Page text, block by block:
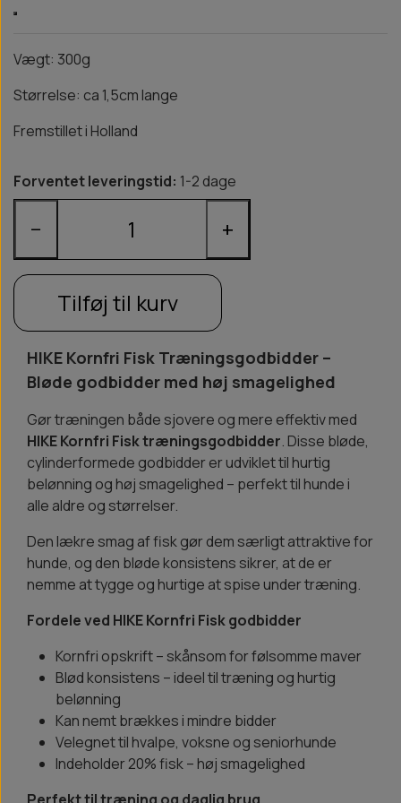
Vægt: 300g
Størrelse: ca 1,5cm lange
Fremstillet i Holland
Forventet leveringstid: 1-2 dage
− +
Tilføj til kurv
HIKE Kornfri Fisk Træningsgodbidder –
Bløde godbidder med høj smagelighed
Gør træningen både sjovere og mere effektiv med
HIKE Kornfri Fisk træningsgodbidder. Disse bløde,
cylinderformede godbidder er udviklet til hurtig
belønning og høj smagelighed – perfekt til hunde i
alle aldre og størrelser.
Den lækre smag af fisk gør dem særligt attraktive for
hunde, og den bløde konsistens sikrer, at de er
nemme at tygge og hurtige at spise under træning.
Fordele ved HIKE Kornfri Fisk godbidder
Kornfri opskrift – skånsom for følsomme maver
Blød konsistens – ideel til træning og hurtig
belønning
Kan nemt brækkes i mindre bidder
Velegnet til hvalpe, voksne og seniorhunde
Indeholder 20% fisk – høj smagelighed